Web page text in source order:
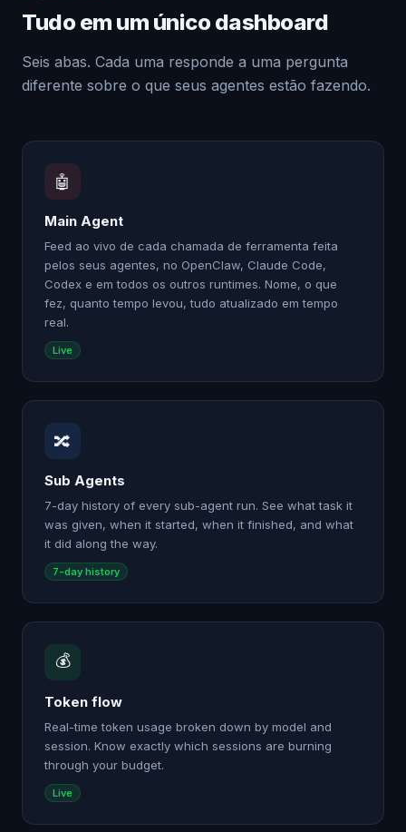
Tudo em um único dashboard
Seis abas. Cada uma responde a uma pergunta
diferente sobre o que seus agentes estão fazendo.
🤖
Main Agent
Feed ao vivo de cada chamada de ferramenta feita
pelos seus agentes, no OpenClaw, Claude Code,
Codex e em todos os outros runtimes. Nome, o que
fez, quanto tempo levou, tudo atualizado em tempo
real.
Live
🔀
Sub Agents
7-day history of every sub-agent run. See what task it
was given, when it started, when it finished, and what
it did along the way.
7-day history
💰
Token flow
Real-time token usage broken down by model and
session. Know exactly which sessions are burning
through your budget.
Live